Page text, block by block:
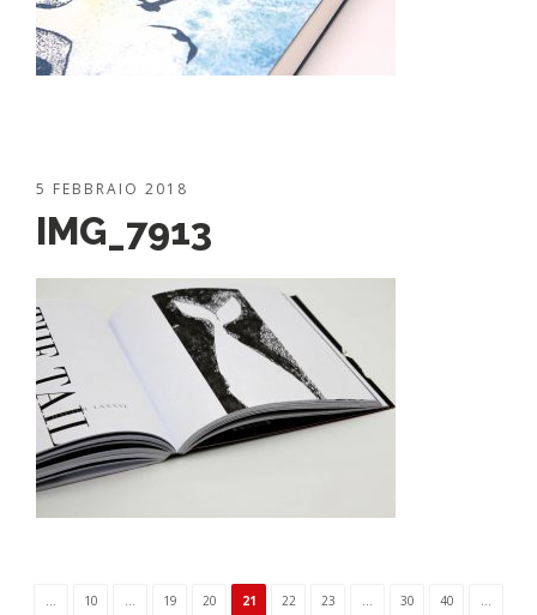
5 FEBBRAIO 2018
IMG_7913
... 10 ... 19 20 21 22 23 ... 30 40 ...